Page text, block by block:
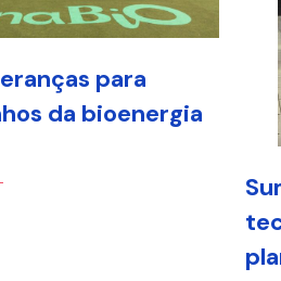
para
da bioenergia